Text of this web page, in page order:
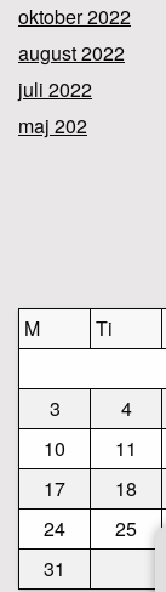
oktober 2022
august 2022
juli 2022
maj 202
M
Ti
3
4
10
11
17
18
24
25
31